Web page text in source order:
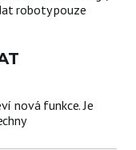
roboty pouze
nová funkce. Je